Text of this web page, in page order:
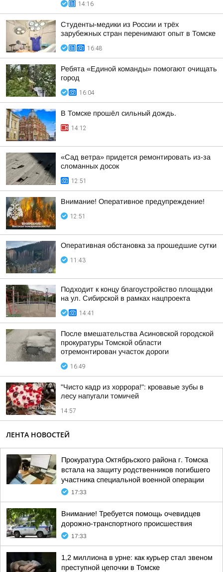
14:16
Студенты-медики из России и трёх
зарубежных стран перенимают опыт в Томске
16:48
Ребята «Единой команды» помогают очищать
город
16:04
В Томске прошёл сильный дождь.
14:12
«Сад ветра» придется ремонтировать из-за
сломанных досок
12:51
Внимание! Оперативное предупреждение!
12:51
Оперативная обстановка за прошедшие сутки
11:43
Подходит к концу благоустройство площадки
на ул. Сибирской в рамках нацпроекта
14:41
После вмешательства Асиновской городской
прокуратуры Томской области
отремонтирован участок дороги
16:49
"Чисто кадр из хоррора!": кровавые зубы в
лесу напугали томичей
14:57
ЛЕНТА НОВОСТЕЙ
Прокуратура Октябрьского района г. Томска
встала на защиту родственников погибшего
участника специальной военной операции
17:33
Внимание! Требуется помощь очевидцев
дорожно-транспортного происшествия
17:33
1,2 миллиона в урне: как курьер стал звеном
преступной цепочки в Томске